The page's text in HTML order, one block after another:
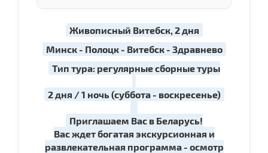
Живописный Витебск, 2 дня
Минск - Полоцк - Витебск - Здравнево
Тип тура: регулярные сборные туры
2 дня / 1 ночь (суббота - воскресенье)
Приглашаем Вас в Беларусь!
Вас ждет богатая экскурсионная и
развлекательная программа - осмотр